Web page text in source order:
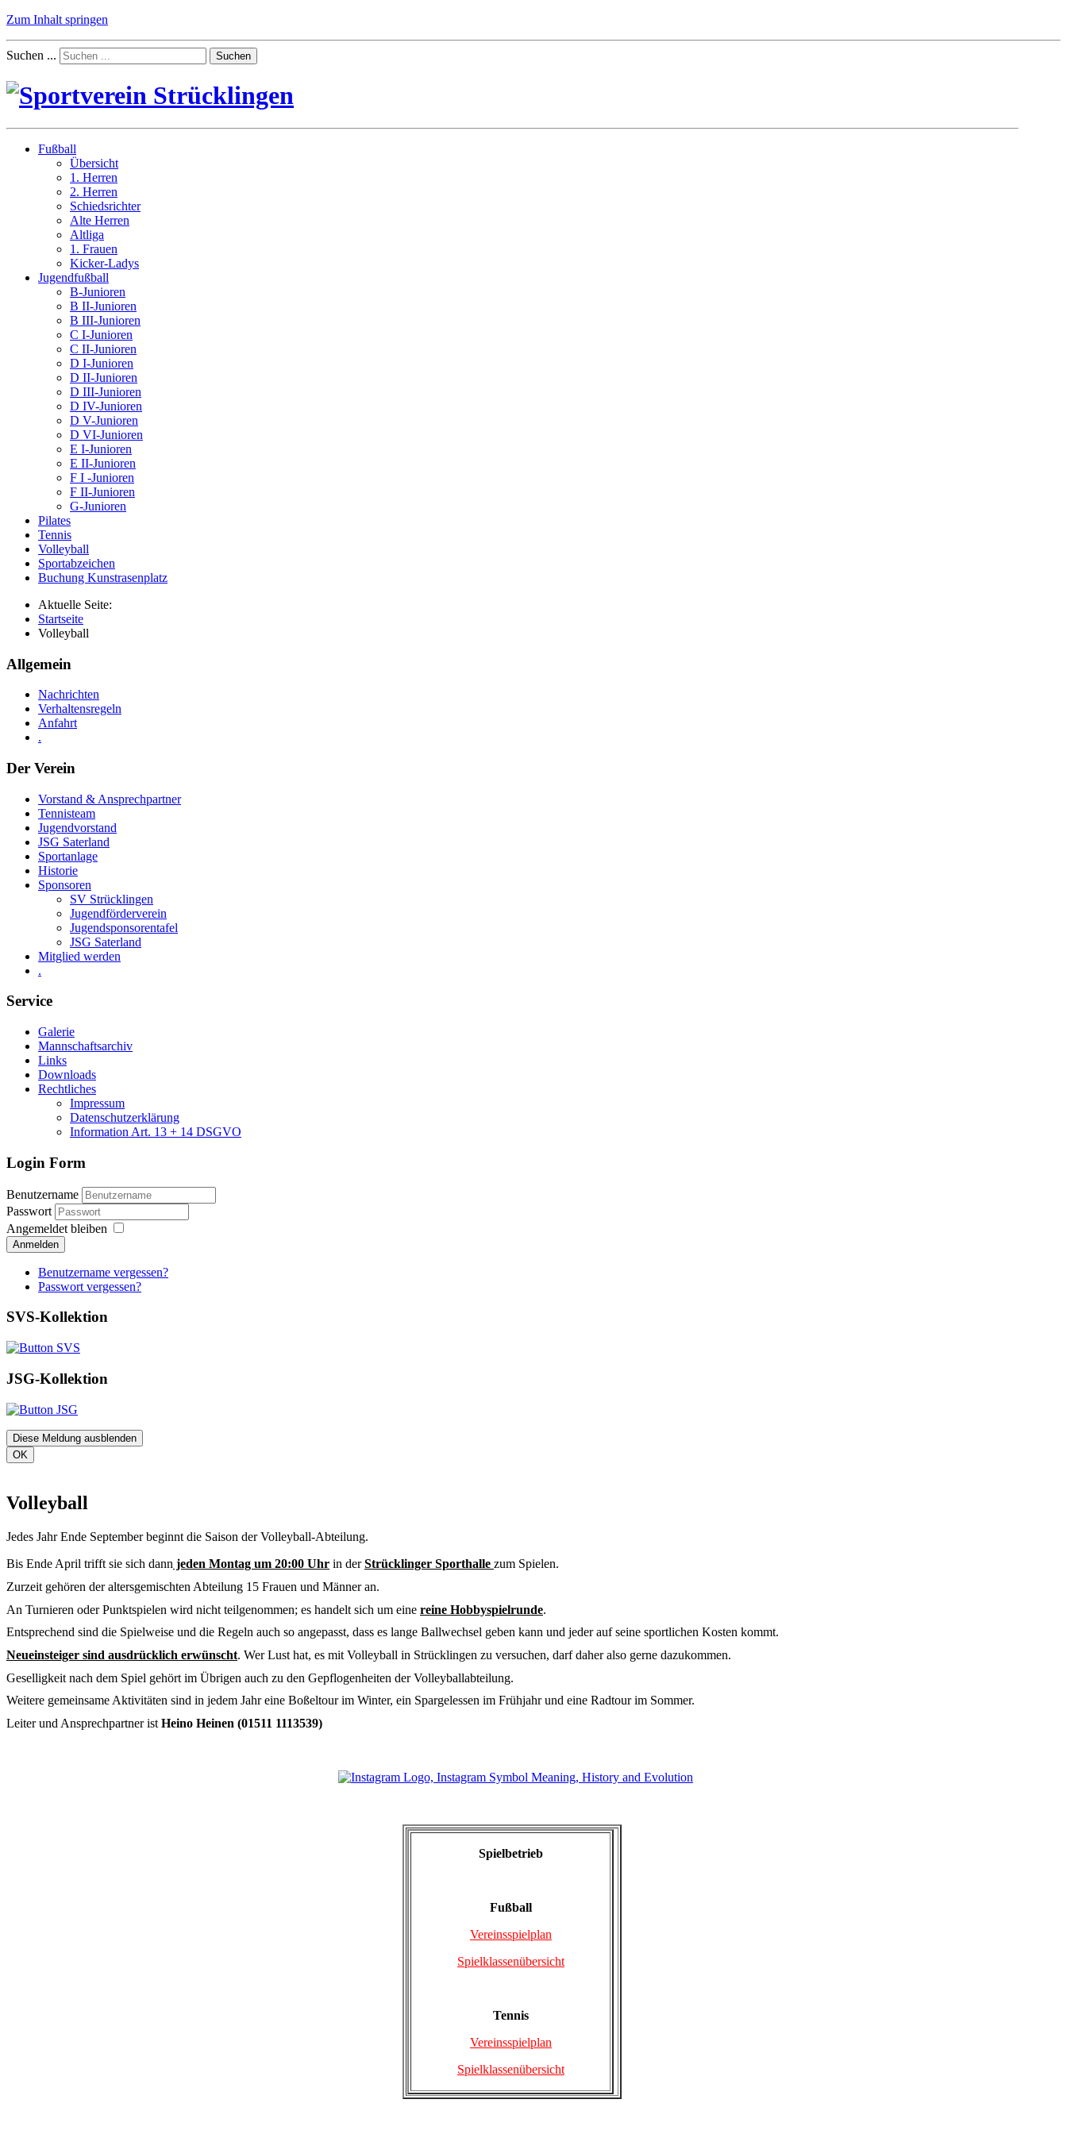
Zum Inhalt springen
Suchen ... Suchen
Fußball
Übersicht
1. Herren
2. Herren
Schiedsrichter
Alte Herren
Altliga
1. Frauen
Kicker-Ladys
Jugendfußball
B-Junioren
B II-Junioren
B III-Junioren
C I-Junioren
C II-Junioren
D I-Junioren
D II-Junioren
D III-Junioren
D IV-Junioren
D V-Junioren
D VI-Junioren
E I-Junioren
E II-Junioren
F I -Junioren
F II-Junioren
G-Junioren
Pilates
Tennis
Volleyball
Sportabzeichen
Buchung Kunstrasenplatz
Aktuelle Seite:
Startseite
Volleyball
Allgemein
Nachrichten
Verhaltensregeln
Anfahrt
.
Der Verein
Vorstand & Ansprechpartner
Tennisteam
Jugendvorstand
JSG Saterland
Sportanlage
Historie
Sponsoren
SV Strücklingen
Jugendförderverein
Jugendsponsorentafel
JSG Saterland
Mitglied werden
.
Service
Galerie
Mannschaftsarchiv
Links
Downloads
Rechtliches
Impressum
Datenschutzerklärung
Information Art. 13 + 14 DSGVO
Login Form
Benutzername
Passwort
Angemeldet bleiben
Anmelden
Benutzername vergessen?
Passwort vergessen?
SVS-Kollektion
JSG-Kollektion
Diese Meldung ausblenden
OK
Volleyball
Jedes Jahr Ende September beginnt die Saison der Volleyball-Abteilung.
Bis Ende April trifft sie sich dann jeden Montag um 20:00 Uhr in derStrücklinger Sporthalle zum Spielen.
Zurzeit gehören der altersgemischten Abteilung 15 Frauen und Männer an.
An Turnieren oder Punktspielen wird nicht teilgenommen; es handelt sich um eine reine Hobbyspielrunde.
Entsprechend sind die Spielweise und die Regeln auch so angepasst, dass es lange Ballwechsel geben kann und jeder auf seine sportlichen Kosten kommt.
Neueinsteiger sind ausdrücklich erwünscht. Wer Lust hat, es mit Volleyball in Strücklingen zu versuchen, darf daher also gerne dazukommen.
Geselligkeit nach dem Spiel gehört im Übrigen auch zu den Gepflogenheiten der Volleyballabteilung.
Weitere gemeinsame Aktivitäten sind in jedem Jahr eine Boßeltour im Winter, ein Spargelessen im Frühjahr und eine Radtour im Sommer.
Leiter und Ansprechpartner ist Heino Heinen (01511 1113539)
Spielbetrieb
Fußball
Vereinsspielplan
Spielklassenübersicht
Tennis
Vereinsspielplan
Spielklassenübersicht